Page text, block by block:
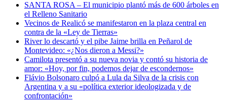
SANTA ROSA – El municipio plantó más de 600 árboles en
el Relleno Sanitario
Vecinos de Realicó se manifestaron en la plaza central en
contra de la «Ley de Tierras»
River lo descartó y el pibe Jaime brilla en Peñarol de
Montevideo: «¿Nos dieron a Messi?»
Camilota presentó a su nueva novia y contó su historia de
amor: «Hoy, por fin, podemos dejar de escondernos»
Flávio Bolsonaro culpó a Lula da Silva de la crisis con
Argentina y a su «política exterior ideologizada y de
confrontación»